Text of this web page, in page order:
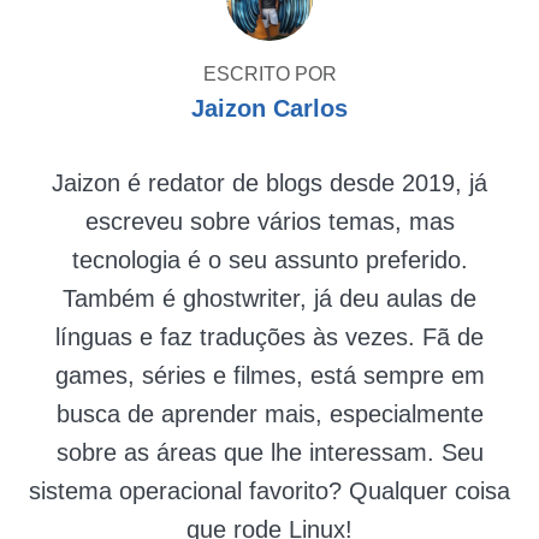
ESCRITO POR
Jaizon Carlos
Jaizon é redator de blogs desde 2019, já
escreveu sobre vários temas, mas
tecnologia é o seu assunto preferido.
Também é ghostwriter, já deu aulas de
línguas e faz traduções às vezes. Fã de
games, séries e filmes, está sempre em
busca de aprender mais, especialmente
sobre as áreas que lhe interessam. Seu
sistema operacional favorito? Qualquer coisa
que rode Linux!